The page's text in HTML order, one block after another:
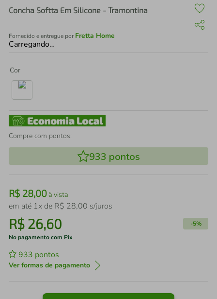
Concha Softta Em Silicone - Tramontina
Fornecido e entregue por Fretta Home
Carregando…
Cor
Compre com pontos:
933 pontos
R$ 28,00à vista
em até 1x de R$ 28,00 s/juros
R$ 26,60 -5%
No pagamento com Pix
933 pontos
Ver formas de pagamento